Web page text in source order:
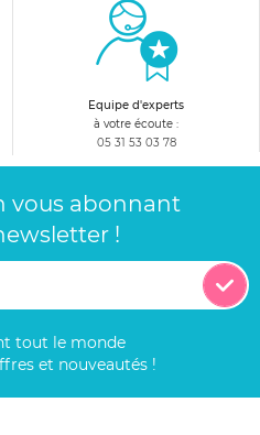
Equipe d'experts
à votre écoute :
05 31 53 03 78
vous abonnant
!
tout le monde
et nouveautés !